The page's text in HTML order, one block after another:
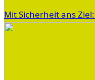
Mit Sicherheit ans